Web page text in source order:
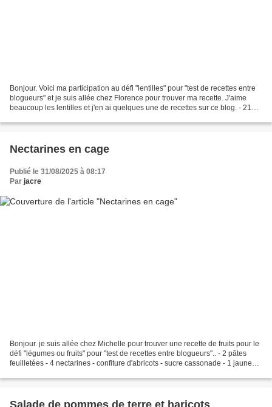
Bonjour. Voici ma participation au défi "lentilles" pour "test de recettes entre
blogueurs" et je suis allée chez Florence pour trouver ma recette. J'aime
beaucoup les lentilles et j'en ai quelques une de recettes sur ce blog. - 210 g
Nectarines en cage
Publié le 31/08/2025 à 08:17
Par jacre
Bonjour. je suis allée chez Michelle pour trouver une recette de fruits pour le
défi "légumes ou fruits" pour "test de recettes entre blogueurs".. - 2 pâtes
feuilletées - 4 nectarines - confiture d'abricots - sucre cassonade - 1 jaune